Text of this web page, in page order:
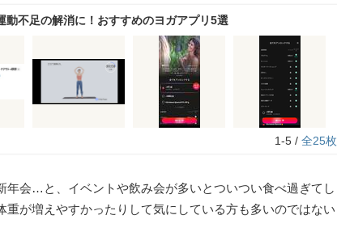
動不足の解消に！おすすめのヨガアプリ5選
1-5 / 全25枚
年会…と、イベントや飲み会が多いとついつい食べ過ぎてし
重が増えやすかったりして気にしている方も多いのではない